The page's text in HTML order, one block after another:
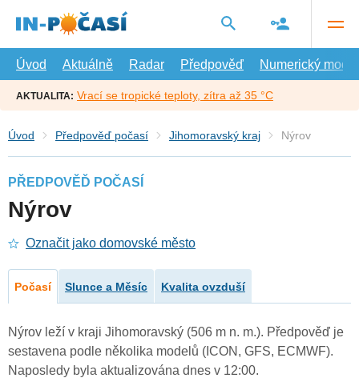
hlavní
Úvod
Aktuálně Radar Předpověď Numerický model
AKTUALITA: Vrací se tropické teploty, zítra až 35 °C
Úvod Předpověď počasí Jihomoravský kraj Nýrov
PŘEDPOVĚĎ POČASÍ
Nýrov
Označit jako domovské město
Počasí Slunce a Měsíc Kvalita ovzduší
Nýrov leží v kraji Jihomoravský (506 m n. m.). Předpověď je
sestavena podle několika modelů (ICON, GFS, ECMWF).
Naposledy byla aktualizována dnes v 12:00.